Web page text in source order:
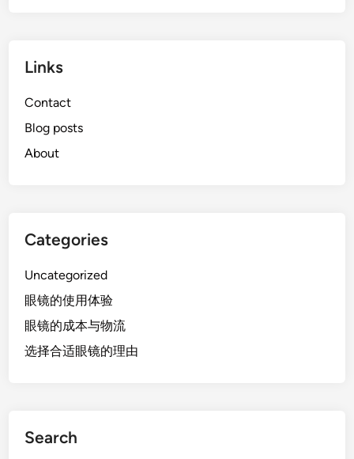
Links
Contact
Blog posts
About
Categories
Uncategorized
眼镜的使用体验
眼镜的成本与物流
选择合适眼镜的理由
Search